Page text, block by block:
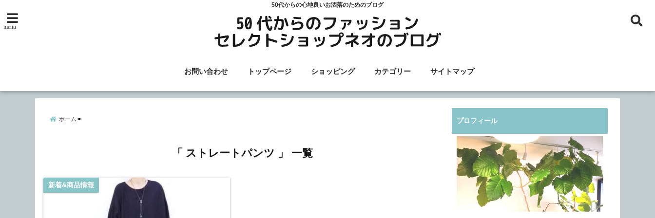
50代からの心地良いお洒落のためのブログ
menu
お問い合わせ トップページ ショッピング カテゴリー サイトマップ
ホーム
「 ストレートパンツ 」 一覧
新着&商品情報
プロフィール